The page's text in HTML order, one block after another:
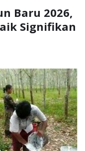
Baru 2026,
Signifikan